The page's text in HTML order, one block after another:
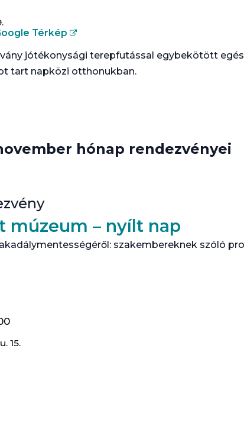
Térkép
jótékonysági terepfutással egybekötött
tart napközi otthonukban.
hónap rendezvényei
múzeum – nyílt nap
szakembereknek szóló
15.